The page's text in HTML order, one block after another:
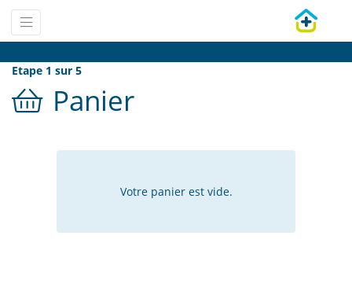
Etape 1 sur 5
Panier
Votre panier est vide.